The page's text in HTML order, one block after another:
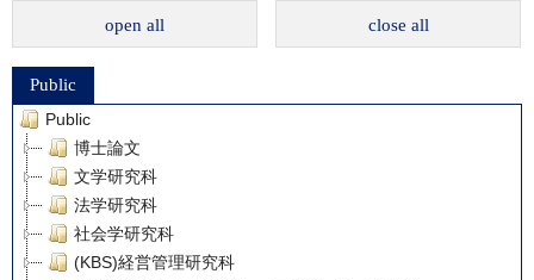
open all close all
Public
Public
博士論文
文学研究科
法学研究科
社会学研究科
(KBS)経営管理研究科